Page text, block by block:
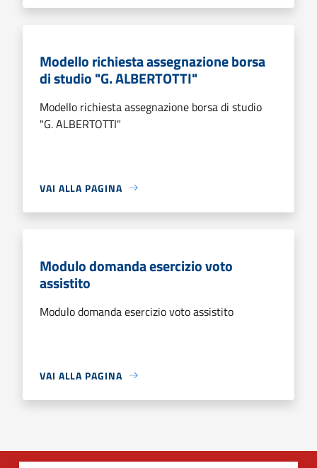
Modello richiesta assegnazione borsa
di studio "G. ALBERTOTTI"
Modello richiesta assegnazione borsa di studio
"G. ALBERTOTTI"
VAI ALLA PAGINA
Modulo domanda esercizio voto
assistito
Modulo domanda esercizio voto assistito
VAI ALLA PAGINA